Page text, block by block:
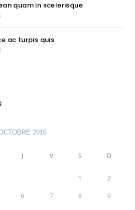
quam in scelerisque
ac turpis quis
2016
J V S D
1 2
6 7 8 9